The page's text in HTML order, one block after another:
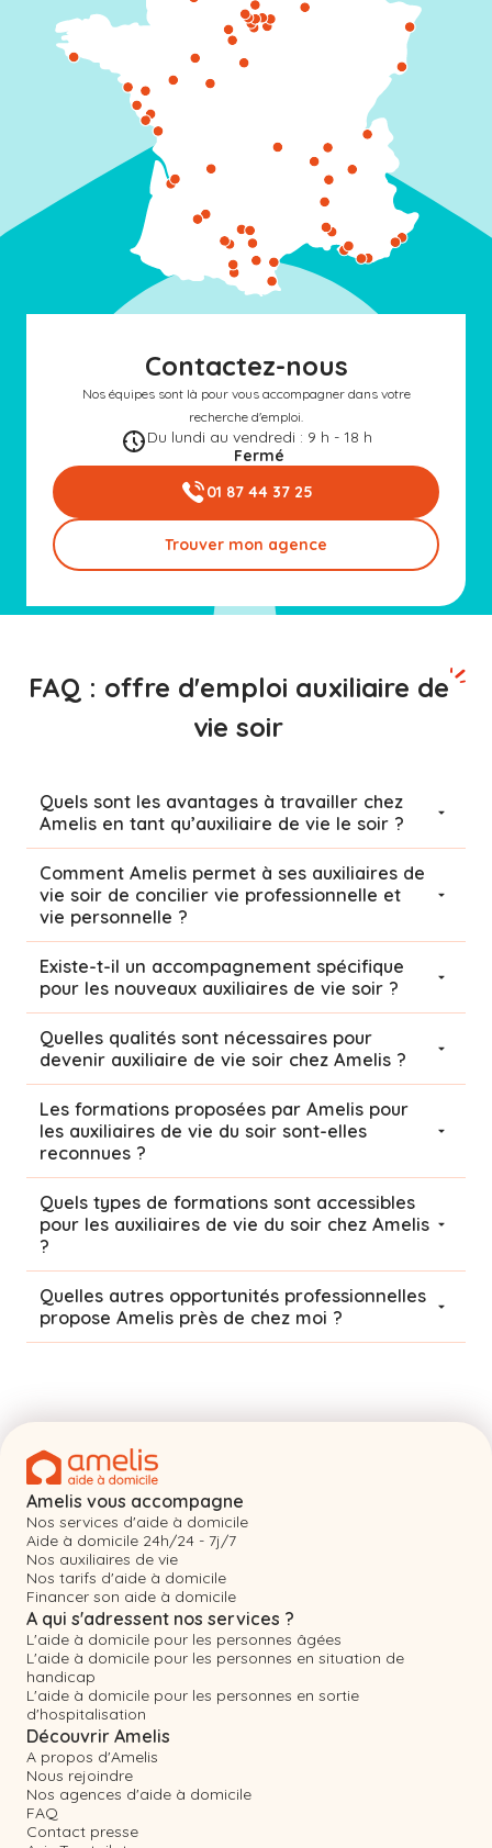
Contactez-nous
Nos équipes sont là pour vous accompagner dans votre
recherche d'emploi.
Du lundi au vendredi : 9 h - 18 h
Fermé
01 87 44 37 25
Trouver mon agence
FAQ : offre d'emploi auxiliaire de
vie soir
Quels sont les avantages à travailler chez
Amelis en tant qu’auxiliaire de vie le soir ?
Comment Amelis permet à ses auxiliaires de
vie soir de concilier vie professionnelle et
vie personnelle ?
Existe-t-il un accompagnement spécifique
pour les nouveaux auxiliaires de vie soir ?
Quelles qualités sont nécessaires pour
devenir auxiliaire de vie soir chez Amelis ?
Les formations proposées par Amelis pour
les auxiliaires de vie du soir sont-elles
reconnues ?
Quels types de formations sont accessibles
pour les auxiliaires de vie du soir chez Amelis
?
Quelles autres opportunités professionnelles
propose Amelis près de chez moi ?
Amelis vous accompagne
Nos services d'aide à domicile
Aide à domicile 24h/24 - 7j/7
Nos auxiliaires de vie
Nos tarifs d'aide à domicile
Financer son aide à domicile
A qui s'adressent nos services ?
L'aide à domicile pour les personnes âgées
L'aide à domicile pour les personnes en situation de
handicap
L'aide à domicile pour les personnes en sortie
d'hospitalisation
Découvrir Amelis
A propos d'Amelis
Nous rejoindre
Nos agences d'aide à domicile
FAQ
Contact presse